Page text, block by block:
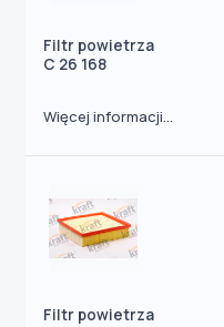
Filtr powietrza
C 26 168
Więcej informacji...
Filtr powietrza